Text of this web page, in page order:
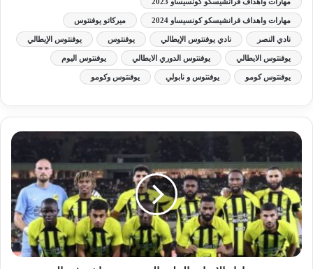
مهارات واهداف فرانشيسكو كونسيساو 2024 ميركاتو يوفنتوس
نادي النصر نادي يوفنتوس الإيطالي يوفنتوس يوفنتوس الإيطالي
يوفنتوس الايطالي يوفنتوس الدوري الايطالي يوفنتوس اليوم
يوفنتوس كومو يوفنتوس و نابولي يوفنتوس وكومو